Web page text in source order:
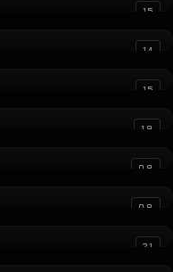
15
14
15
19
08
08
21